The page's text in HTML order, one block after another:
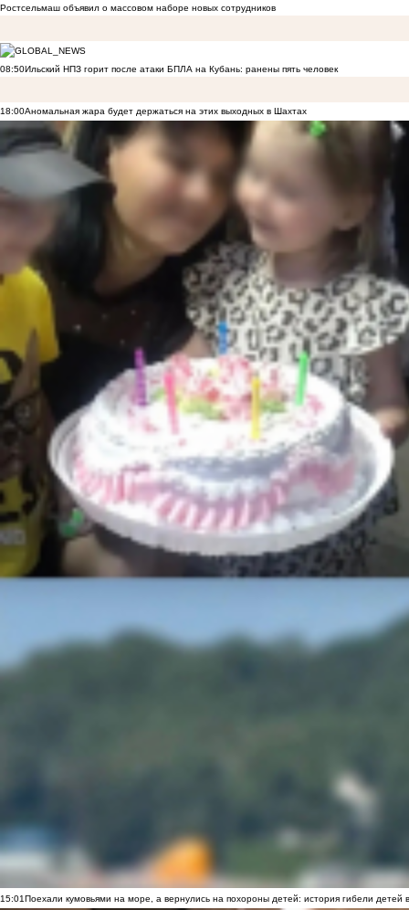
Ростсельмаш объявил о массовом наборе новых сотрудников
08:50Ильский НПЗ горит после атаки БПЛА на Кубань: ранены пять человек
18:00Аномальная жара будет держаться на этих выходных в Шахтах
15:01Поехали кумовьями на море, а вернулись на похороны детей: история гибели детей